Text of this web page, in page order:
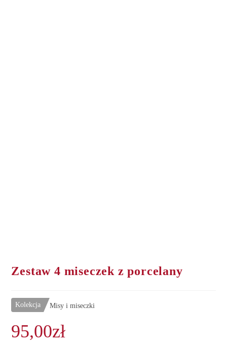
Zestaw 4 miseczek z porcelany
Kolekcja Misy i miseczki
95,00zł